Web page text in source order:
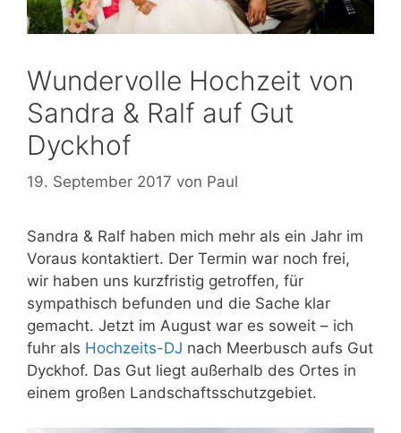
Wundervolle Hochzeit von
Sandra & Ralf auf Gut
Dyckhof
19. September 2017 von Paul
Sandra & Ralf haben mich mehr als ein Jahr im
Voraus kontaktiert. Der Termin war noch frei,
wir haben uns kurzfristig getroffen, für
sympathisch befunden und die Sache klar
gemacht. Jetzt im August war es soweit – ich
fuhr als Hochzeits-DJ nach Meerbusch aufs Gut
Dyckhof. Das Gut liegt außerhalb des Ortes in
einem großen Landschaftsschutzgebiet.